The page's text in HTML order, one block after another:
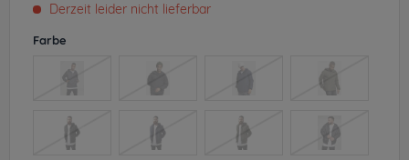
Derzeit leider nicht lieferbar
Farbe